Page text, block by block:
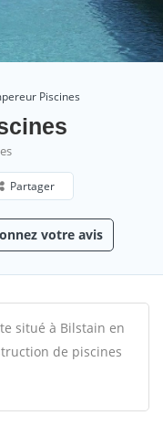
Piscines
Partager
votre avis
situé à Bilstain en
de piscines